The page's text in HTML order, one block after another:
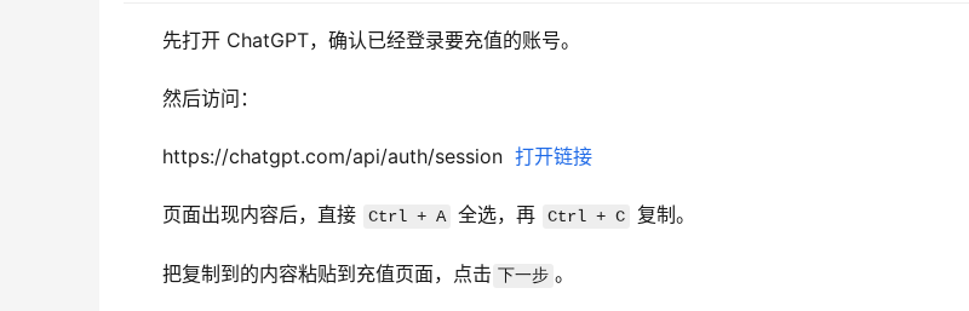
先打开 ChatGPT，确认已经登录要充值的账号。
然后访问：
https://chatgpt.com/api/auth/session 打开链接
页面出现内容后，直接 Ctrl + A 全选，再 Ctrl + C 复制。
把复制到的内容粘贴到充值页面，点击 下一步 。